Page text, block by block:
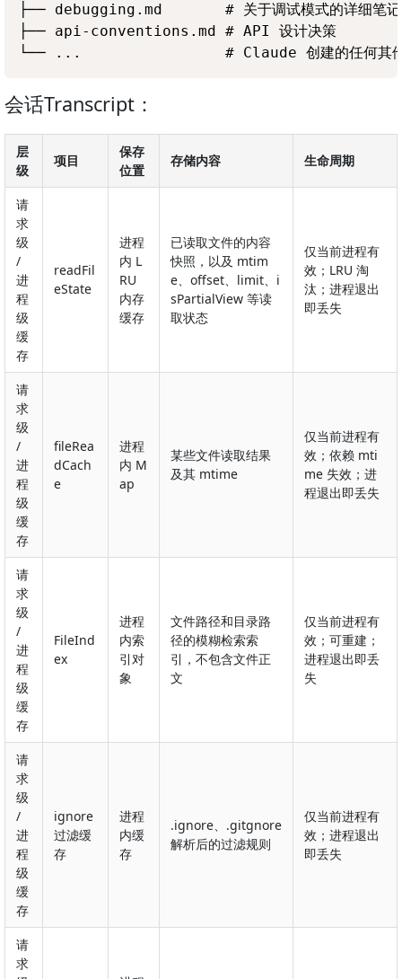
├── debugging.md       # 关于调试模式的详细笔记
├── api-conventions.md # API 设计决策
会话Transcript：
层
级
项目
保存
位置
存储内容 生命周期
请
求
级
/
进
程
级
缓
存
readFil
eState
进程
内 L
RU
内存
缓存
已读取文件的内容
快照，以及 mtim
e、offset、limit、i
sPartialView 等读
取状态
仅当前进程有
效；LRU 淘
汰；进程退出
即丢失
请
求
级
/
进
程
级
缓
存
fileRea
dCach
e
进程
内 M
ap
某些文件读取结果
及其 mtime
仅当前进程有
效；依赖 mti
me 失效；进
程退出即丢失
请
求
级
/
进
程
级
缓
存
FileInd
ex
进程
内索
引对
象
文件路径和目录路
径的模糊检索索
引，不包含文件正
文
仅当前进程有
效；可重建；
进程退出即丢
失
请
求
级
/
进
程
级
缓
存
ignore
过滤缓
存
进程
内缓
存
.ignore、.gitgnore
解析后的过滤规则
仅当前进程有
效；进程退出
即丢失
请
求